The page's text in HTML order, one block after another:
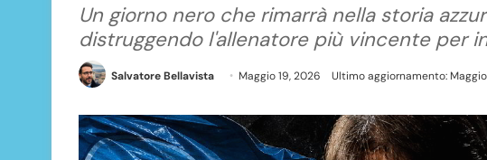
Un giorno nero che rimarrà nella storia
distruggendo l'allenatore più vincente per
Salvatore Bellavista Maggio 19, 2026 Ultimo aggiornamento: